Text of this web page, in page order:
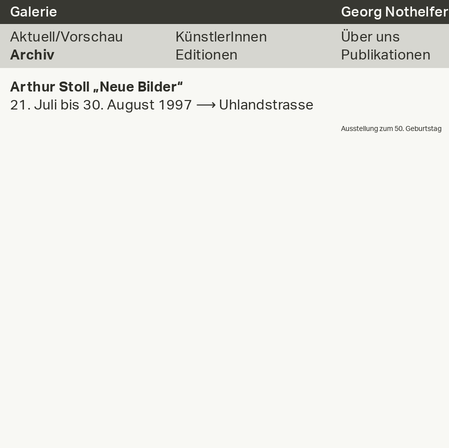
Galerie
Georg Nothelfer
Aktuell/Vorschau
Archiv
KünstlerInnen
Editionen
Über uns
Publikationen
Arthur Stoll „Neue Bilder“
21. Juli bis 30. August 1997 ⟶ Uhlandstrasse
Ausstellung zum 50. Geburtstag